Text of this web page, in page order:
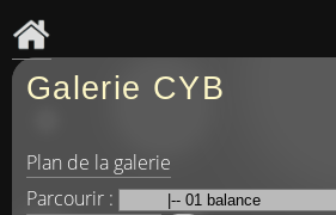
Galerie CYB
Plan de la galerie
Parcourir :